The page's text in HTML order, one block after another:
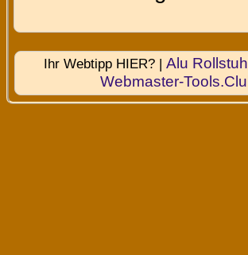
Ihr Webtipp HIER? | Alu
Webmaster-